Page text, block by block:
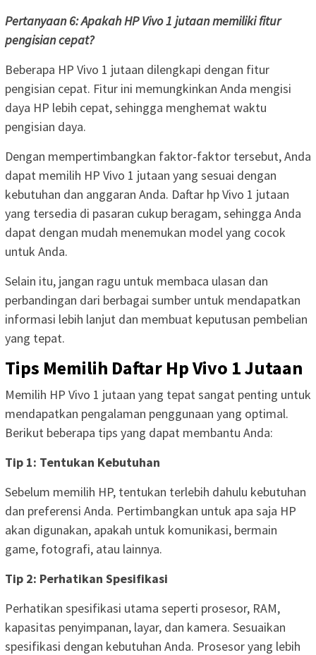
Pertanyaan 6: Apakah HP Vivo 1 jutaan memiliki fitur
pengisian cepat?
Beberapa HP Vivo 1 jutaan dilengkapi dengan fitur
pengisian cepat. Fitur ini memungkinkan Anda mengisi
daya HP lebih cepat, sehingga menghemat waktu
pengisian daya.
Dengan mempertimbangkan faktor-faktor tersebut, Anda
dapat memilih HP Vivo 1 jutaan yang sesuai dengan
kebutuhan dan anggaran Anda. Daftar hp Vivo 1 jutaan
yang tersedia di pasaran cukup beragam, sehingga Anda
dapat dengan mudah menemukan model yang cocok
untuk Anda.
Selain itu, jangan ragu untuk membaca ulasan dan
perbandingan dari berbagai sumber untuk mendapatkan
informasi lebih lanjut dan membuat keputusan pembelian
yang tepat.
Tips Memilih Daftar Hp Vivo 1 Jutaan
Memilih HP Vivo 1 jutaan yang tepat sangat penting untuk
mendapatkan pengalaman penggunaan yang optimal.
Berikut beberapa tips yang dapat membantu Anda:
Tip 1: Tentukan Kebutuhan
Sebelum memilih HP, tentukan terlebih dahulu kebutuhan
dan preferensi Anda. Pertimbangkan untuk apa saja HP
akan digunakan, apakah untuk komunikasi, bermain
game, fotografi, atau lainnya.
Tip 2: Perhatikan Spesifikasi
Perhatikan spesifikasi utama seperti prosesor, RAM,
kapasitas penyimpanan, layar, dan kamera. Sesuaikan
spesifikasi dengan kebutuhan Anda. Prosesor yang lebih